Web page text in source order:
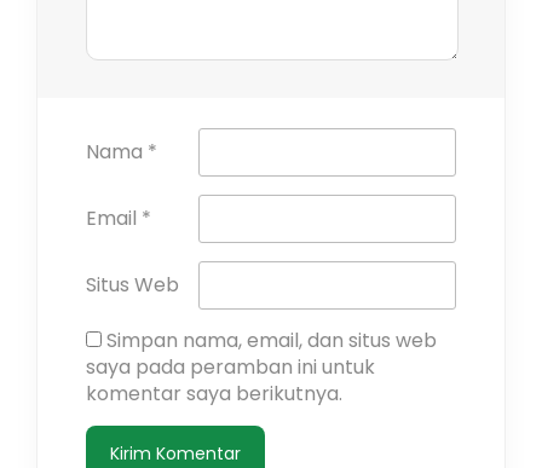
Nama *
Email *
Situs Web
Simpan nama, email, dan situs web
saya pada peramban ini untuk
komentar saya berikutnya.